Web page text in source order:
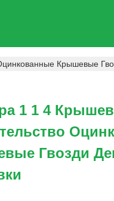
Крышевые
1 1 4
Гвозди